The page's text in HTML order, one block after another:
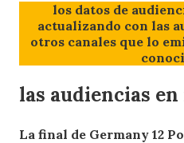
los datos de
actualizando con las
otros canales que lo
las audiencias en
La final de Germany 12